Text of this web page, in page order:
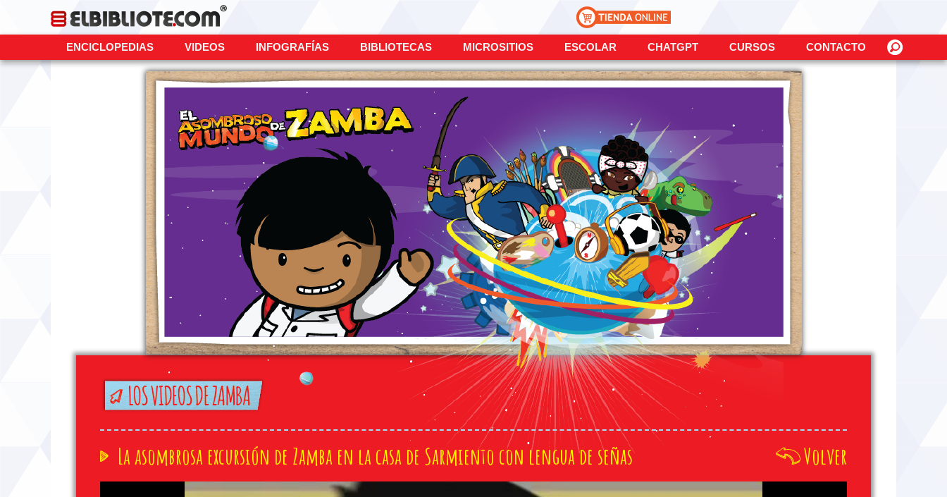
ENCICLOPEDIAS VIDEOS INFOGRAFÍAS BIBLIOTECAS MICROSITIOS ESCOLAR CHATGPT CURSOS CONTACTO
La asombrosa excursión de Zamba en la casa de Sarmiento con lengua de señas Volver